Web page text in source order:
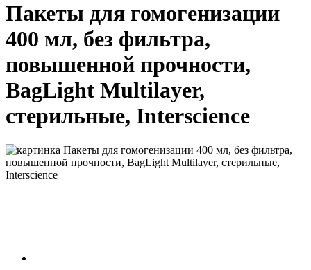
Пакеты для гомогенизации
400 мл, без фильтра,
повышенной прочности,
BagLight Multilayer,
стерильные, Interscience